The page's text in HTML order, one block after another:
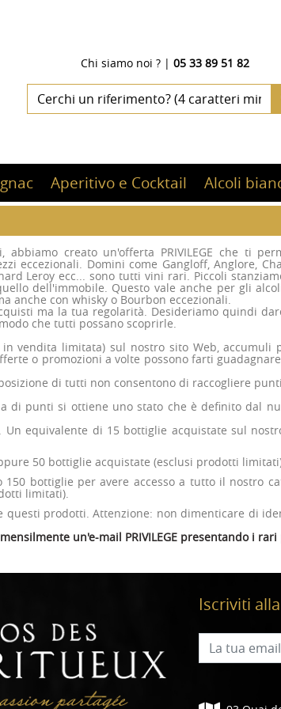
Chi siamo noi ? |05 33 89 51 82
Aperitivo e Cocktail Alcoli
creato un'offerta PRIVILEGE che ti
eccezionali. Domini come Gangloff, Anglore,
Leroy ecc... sono tutti vini rari. Piccoli
dell'immobile. Questo vale anche per gli
anche con whisky o Bourbon eccezionali.
ma la tua regolarità. Desideriamo quindi
che tutti possano scoprirle.
vendita limitata) sul nostro sito Web, accumuli
o promozioni a volte possono farti
di tutti non consentono di raccogliere
di punti si ottiene uno stato che è definito dal
equivalente di 15 bottiglie acquistate sul
50 bottiglie acquistate (esclusi prodotti
bottiglie per avere accesso a tutto il nostro
limitati).
prodotti. Attenzione: non dimenticare di
un'e-mail PRIVILEGE presentando i
Iscriviti